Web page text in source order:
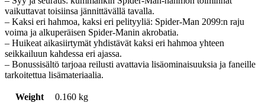
vaikuttavat toisiinsa jännittävällä tavalla.
– Kaksi eri hahmoa, kaksi eri pelityyliä: Spider-Man 2099:n raju
voima ja alkuperäisen Spider-Manin akrobatia.
– Huikeat aikasiirtymät yhdistävät kaksi eri hahmoa yhteen
seikkailuun kahdessa eri ajassa.
– Bonussisältö tarjoaa reilusti avattavia lisäominaisuuksia ja faneille
tarkoitettua lisämateriaalia.
Weight
0.160 kg